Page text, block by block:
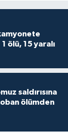
ölü, 15 yaralı
saldırısına
ölümden